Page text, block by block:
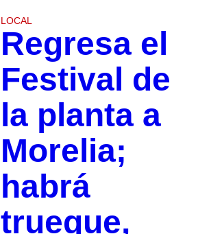
LOCAL
Regresa el
Festival de
la planta a
Morelia;
habrá
trueque,